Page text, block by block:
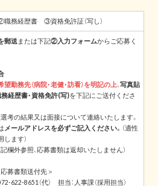
務経歴書 ③資格免許証（写し）
郵送または下記②入力フォームからご応募く
勤務先（病院・老健・訪看）を明記の上、写真貼
務経歴書・資格免許(写)を下記にご送付くださ
選考の結果又は面接について連絡いたします。
メールアドレスを必ずご記入ください。 （適性
ます）
記欄外参照、応募書類は返却いたしません）
応募書類送付先＞
622-8651（代） 担当：人事課（採用担当）